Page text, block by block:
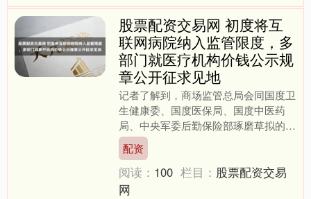
股票配资交易网 初度将互
联网病院纳入监管限度，多
部门就医疗机构价钱公示规
章公开征求见地
记者了解到，商场监管总局会同国度卫
生健康委、国度医保局、国度中医药
局、中央军委后勤保险部琢磨草拟的
《医疗机构价钱公示规章（征求见地
稿）》（以下简称《规章》），于....
配资
阅读： 100 栏目： 股票配资交易
网